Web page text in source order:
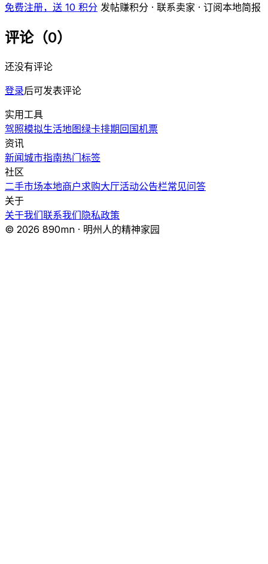
免费注册，送 10 积分 发帖赚积分 · 联系卖家 · 订阅本地简报
评论（0）
还没有评论
登录后可发表评论
实用工具
驾照模拟生活地图绿卡排期回国机票
资讯
新闻城市指南热门标签
社区
二手市场本地商户求购大厅活动公告栏常见问答
关于
关于我们联系我们隐私政策
© 2026 890mn · 明州人的精神家园